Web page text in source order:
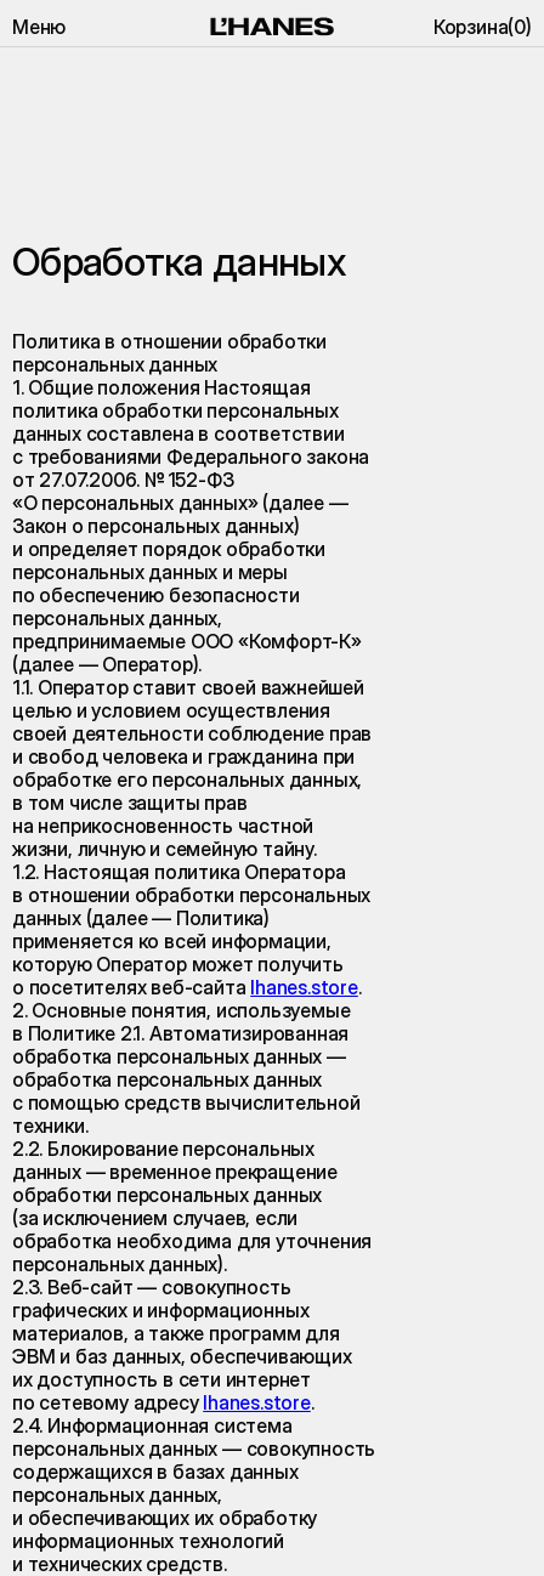
Меню Корзина(0)
Обработка данных
Политика в отношении обработки
персональных данных
1. Общие положения Настоящая
политика обработки персональных
данных составлена в соответствии
с требованиями Федерального закона
от 27.07.2006. № 152-ФЗ
«О персональных данных» (далее —
Закон о персональных данных)
и определяет порядок обработки
персональных данных и меры
по обеспечению безопасности
персональных данных,
предпринимаемые ООО «Комфорт-К»
(далее — Оператор).
1.1. Оператор ставит своей важнейшей
целью и условием осуществления
своей деятельности соблюдение прав
и свобод человека и гражданина при
обработке его персональных данных,
в том числе защиты прав
на неприкосновенность частной
жизни, личную и семейную тайну.
1.2. Настоящая политика Оператора
в отношении обработки персональных
данных (далее — Политика)
применяется ко всей информации,
которую Оператор может получить
о посетителях веб-сайта lhanes.store.
2. Основные понятия, используемые
в Политике 2.1. Автоматизированная
обработка персональных данных —
обработка персональных данных
с помощью средств вычислительной
техники.
2.2. Блокирование персональных
данных — временное прекращение
обработки персональных данных
(за исключением случаев, если
обработка необходима для уточнения
персональных данных).
2.3. Веб-сайт — совокупность
графических и информационных
материалов, а также программ для
ЭВМ и баз данных, обеспечивающих
их доступность в сети интернет
по сетевому адресу lhanes.store.
2.4. Информационная система
персональных данных — совокупность
содержащихся в базах данных
персональных данных,
и обеспечивающих их обработку
информационных технологий
и технических средств.